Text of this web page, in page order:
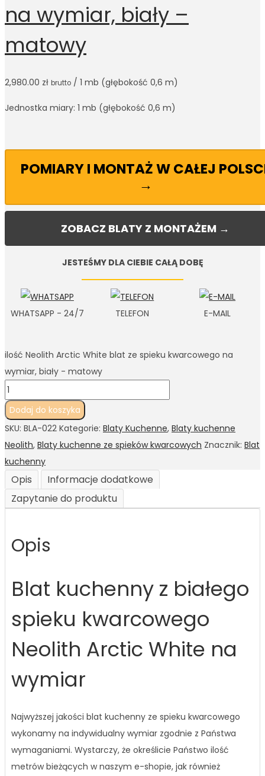
na wymiar, biały –
matowy
2,980.00 zł brutto / 1 mb (głębokość 0,6 m)
Jednostka miary: 1 mb (głębokość 0,6 m)
POMIARY I MONTAŻ W CAŁEJ
→
ZOBACZ BLATY Z MONTAŻEM →
JESTEŚMY DLA CIEBIE CAŁĄ DOBĘ
WHATSAPP - 24/7 TELEFON E-MAIL
ilość Neolith Arctic White blat ze spieku kwarcowego na
wymiar, biały - matowy
Dodaj do koszyka
SKU: BLA-022 Kategorie: Blaty Kuchenne, Blaty kuchenne
Neolith, Blaty kuchenne ze spieków kwarcowych Znacznik: Blat
kuchenny
Opis
Informacje dodatkowe
Zapytanie do produktu
Opis
Blat kuchenny z białego
spieku kwarcowego
Neolith Arctic White na
wymiar
Najwyższej jakości blat kuchenny ze spieku kwarcowego
wykonamy na indywidualny wymiar zgodnie z Państwa
wymaganiami. Wystarczy, że określicie Państwo ilość
metrów bieżących w naszym e-shopie, jak również